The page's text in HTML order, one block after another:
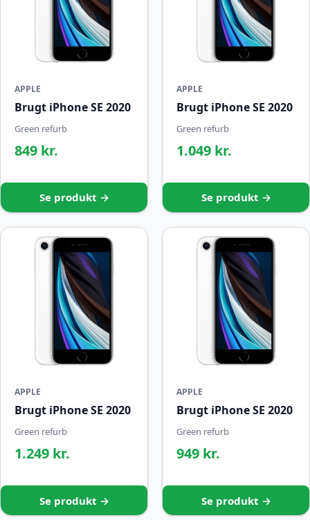
APPLE
Brugt iPhone SE 2020
Green refurb
849 kr.
Se produkt →
APPLE
Brugt iPhone SE 2020
Green refurb
1.049 kr.
Se produkt →
APPLE
Brugt iPhone SE 2020
Green refurb
1.249 kr.
Se produkt →
APPLE
Brugt iPhone SE 2020
Green refurb
949 kr.
Se produkt →